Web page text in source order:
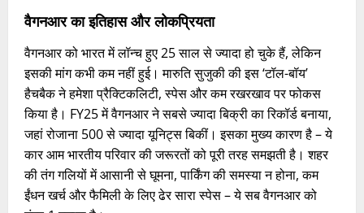
वैगनआर का इतिहास और लोकप्रियता
वैगनआर को भारत में लॉन्च हुए 25 साल से ज्यादा हो चुके हैं, लेकिन
इसकी मांग कभी कम नहीं हुई। मारुति सुजुकी की इस ‘टॉल-बॉय’
हैचबैक ने हमेशा प्रैक्टिकलिटी, स्पेस और कम रखरखाव पर फोकस
किया है। FY25 में वैगनआर ने सबसे ज्यादा बिक्री का रिकॉर्ड बनाया,
जहां रोजाना 500 से ज्यादा यूनिट्स बिकीं। इसका मुख्य कारण है – ये
कार आम भारतीय परिवार की जरूरतों को पूरी तरह समझती है। शहर
की तंग गलियों में आसानी से घूमना, पार्किंग की समस्या न होना, कम
ईंधन खर्च और फैमिली के लिए ढेर सारा स्पेस – ये सब वैगनआर को